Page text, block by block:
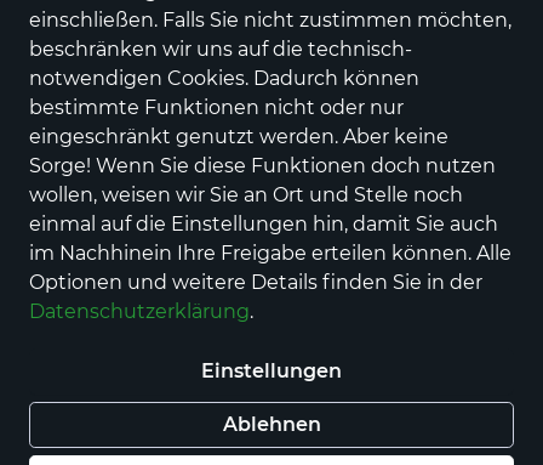
einschließen. Falls Sie nicht zustimmen möchten,
beschränken wir uns auf die technisch-
notwendigen Cookies. Dadurch können
bestimmte Funktionen nicht oder nur
eingeschränkt genutzt werden. Aber keine
Sorge! Wenn Sie diese Funktionen doch nutzen
wollen, weisen wir Sie an Ort und Stelle noch
einmal auf die Einstellungen hin, damit Sie auch
im Nachhinein Ihre Freigabe erteilen können. Alle
Optionen und weitere Details finden Sie in der
Datenschutzerklärung.
Einstellungen
Ablehnen
Rucksack MATE, Reflective
Moons
Preis
99,00 € inkl. MwSt., VersandGRATIS
Nur noch weniger als 3 Artikel im Geschäft
vorhanden.
In den Warenkorb
Haben Sie eine Frage zum Produkt? Kontaktieren
Sie uns!